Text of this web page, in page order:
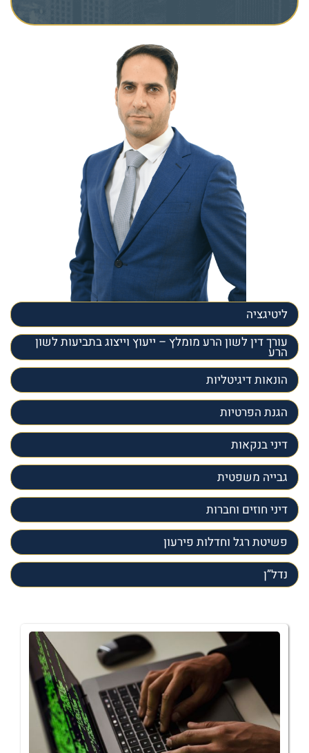
ליטיגציה
עורך דין לשון הרע מומלץ – ייעוץ וייצוג בתביעות לשון
הרע
הונאות דיגיטליות
הגנת הפרטיות
דיני בנקאות
גבייה משפטית
דיני חוזים וחברות
פשיטת רגל וחדלות פירעון
נדל”ן